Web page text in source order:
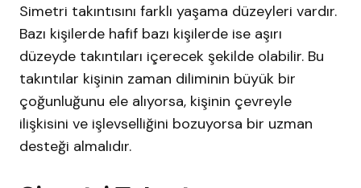
Simetri takıntısını farklı yaşama düzeyleri vardır.
Bazı kişilerde hafif bazı kişilerde ise aşırı
düzeyde takıntıları içerecek şekilde olabilir. Bu
takıntılar kişinin zaman diliminin büyük bir
çoğunluğunu ele alıyorsa, kişinin çevreyle
ilişkisini ve işlevselliğini bozuyorsa bir uzman
desteği almalıdır.